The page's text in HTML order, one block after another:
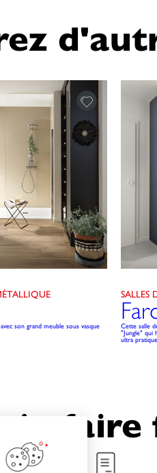
son grand meuble sous vasque
SALLES
Cette salle
"Jungle" qui
ultra
faire